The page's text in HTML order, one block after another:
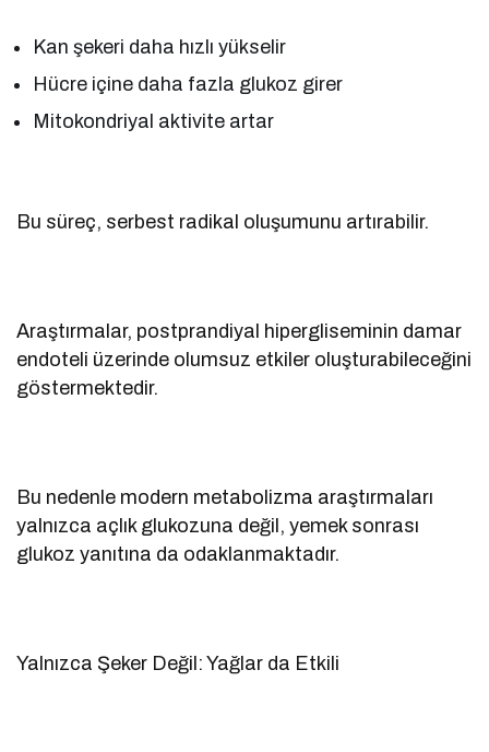
Kan şekeri daha hızlı yükselir
Hücre içine daha fazla glukoz girer
Mitokondriyal aktivite artar
Bu süreç, serbest radikal oluşumunu artırabilir.
Araştırmalar, postprandiyal hipergliseminin damar
endoteli üzerinde olumsuz etkiler oluşturabileceğini
göstermektedir.
Bu nedenle modern metabolizma araştırmaları
yalnızca açlık glukozuna değil, yemek sonrası
glukoz yanıtına da odaklanmaktadır.
Yalnızca Şeker Değil: Yağlar da Etkili